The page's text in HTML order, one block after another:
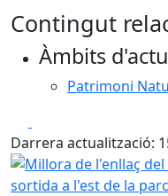
Contingut
Àmbits
Patrimoni
Darrera actualització:
Millora de l'enllaç del